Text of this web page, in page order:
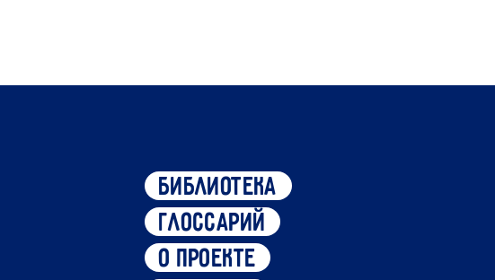
библиотека
глоссарий
о проекте